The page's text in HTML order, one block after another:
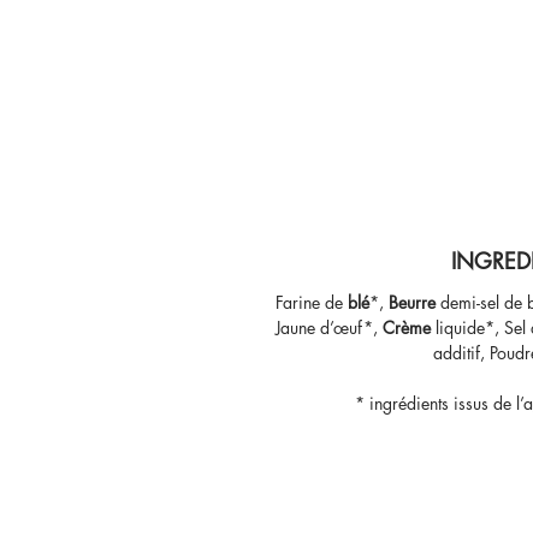
Farine de blé*, Beurredemi-sel de
Jaune d’œuf*, Crèmeliquide*, Sel
additif,
* ingrédients issus de